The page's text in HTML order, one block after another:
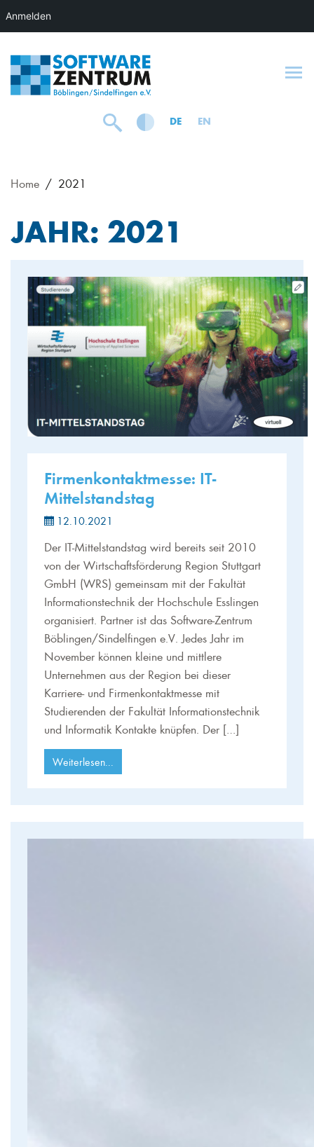
DE EN
Home 2021
JAHR: 2021
Firmenkontaktmesse: IT-
Mittelstandstag
12.10.2021
Der IT-Mittelstandstag wird bereits seit 2010
von der Wirtschaftsförderung Region Stuttgart
GmbH (WRS) gemeinsam mit der Fakultät
Informationstechnik der Hochschule Esslingen
organisiert. Partner ist das Software-Zentrum
Böblingen/Sindelfingen e.V. Jedes Jahr im
November können kleine und mittlere
Unternehmen aus der Region bei dieser
Karriere- und Firmenkontaktmesse mit
Studierenden der Fakultät Informationstechnik
und Informatik Kontakte knüpfen. Der […]
Weiterlesen...
Anmelden